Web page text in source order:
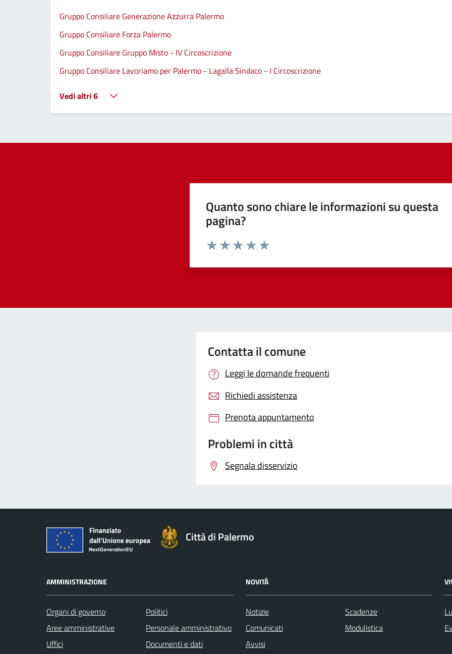
Gruppo Consiliare Generazione Azzurra Palermo
Gruppo Consiliare Forza Palermo
Gruppo Consiliare Gruppo Misto - IV Circoscrizione
Gruppo Consiliare Lavoriamo per Palermo - Lagalla Sindaco - I Circoscrizione
Vedi altri 6
Quanto sono chiare le informazioni su questa
pagina?
Contatta il comune
Leggi le domande frequenti
Richiedi assistenza
Prenota appuntamento
Problemi in città
Segnala disservizio
Città di Palermo
AMMINISTRAZIONE
Organi di governo
Aree amministrative
Uffici
Politici
Personale amministrativo
Documenti e dati
NOVITÀ
Notizie
Comunicati
Avvisi
Scadenze
Modulistica